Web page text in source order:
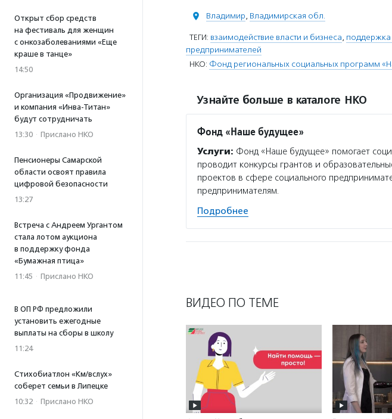
Открыт сбор средств
на фестиваль для женщин
с онкозаболеваниями «Еще
краше в танце»
14:50
Организация «Продвижение»
и компания «Инва-Титан»
будут сотрудничать
13:30 · Прислано НКО
Пенсионеры Самарской
области освоят правила
цифровой безопасности
13:27
Встреча с Андреем Ургантом
стала лотом аукциона
в поддержку фонда
«Бумажная птица»
11:45 · Прислано НКО
В ОП РФ предложили
установить ежегодные
выплаты на сборы в школу
11:24
Стихобиатлон «Км/вслух»
соберет семьи в Липецке
10:32 · Прислано НКО
Владимир, Владимирская обл.
ТЕГИ: взаимодействие власти и бизнеса, поддержка
предпринимателей
НКО: Фонд региональных социальных программ
Узнайте больше в каталоге НКО
Фонд «Наше будущее»
Услуги: Фонд «Наше будущее» помогает
проводит конкурсы грантов и
проектов в сфере социального
предпринимателям.
Подробнее
ВИДЕО ПО ТЕМЕ